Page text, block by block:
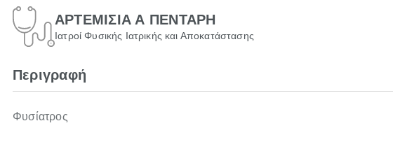
ΑΡΤΕΜΙΣΙΑ Α ΠΕΝΤΑΡΗ
Ιατροί Φυσικής Ιατρικής και Αποκατάστασης
Περιγραφή
Φυσίατρος